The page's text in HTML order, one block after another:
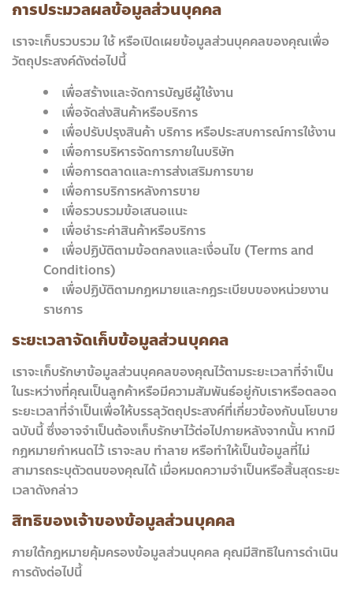
การประมวลผลข้อมูลส่วนบุคคล
เราจะเก็บรวบรวม ใช้ หรือเปิดเผยข้อมูลส่วนบุคคลของคุณเพื่อ
วัตถุประสงค์ดังต่อไปนี้
เพื่อสร้างและจัดการบัญชีผู้ใช้งาน
เพื่อจัดส่งสินค้าหรือบริการ
เพื่อปรับปรุงสินค้า บริการ หรือประสบการณ์การใช้งาน
เพื่อการบริหารจัดการภายในบริษัท
เพื่อการตลาดและการส่งเสริมการขาย
เพื่อการบริการหลังการขาย
เพื่อรวบรวมข้อเสนอแนะ
เพื่อชำระค่าสินค้าหรือบริการ
เพื่อปฏิบัติตามข้อตกลงและเงื่อนไข (Terms and
Conditions)
เพื่อปฏิบัติตามกฎหมายและกฎระเบียบของหน่วยงาน
ราชการ
ระยะเวลาจัดเก็บข้อมูลส่วนบุคคล
เราจะเก็บรักษาข้อมูลส่วนบุคคลของคุณไว้ตามระยะเวลาที่จำเป็น
ในระหว่างที่คุณเป็นลูกค้าหรือมีความสัมพันธ์อยู่กับเราหรือตลอด
ระยะเวลาที่จำเป็นเพื่อให้บรรลุวัตถุประสงค์ที่เกี่ยวข้องกับนโยบาย
ฉบับนี้ ซึ่งอาจจำเป็นต้องเก็บรักษาไว้ต่อไปภายหลังจากนั้น หากมี
กฎหมายกำหนดไว้ เราจะลบ ทำลาย หรือทำให้เป็นข้อมูลที่ไม่
สามารถระบุตัวตนของคุณได้ เมื่อหมดความจำเป็นหรือสิ้นสุดระยะ
เวลาดังกล่าว
สิทธิของเจ้าของข้อมูลส่วนบุคคล
ภายใต้กฎหมายคุ้มครองข้อมูลส่วนบุคคล คุณมีสิทธิในการดำเนิน
การดังต่อไปนี้